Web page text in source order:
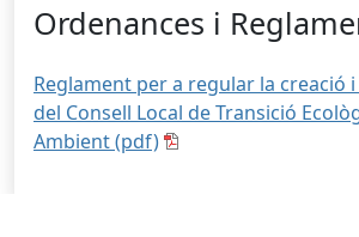
Ordenances i
Reglament per a regular la creació
del Consell Local de Transició
Ambient (pdf)